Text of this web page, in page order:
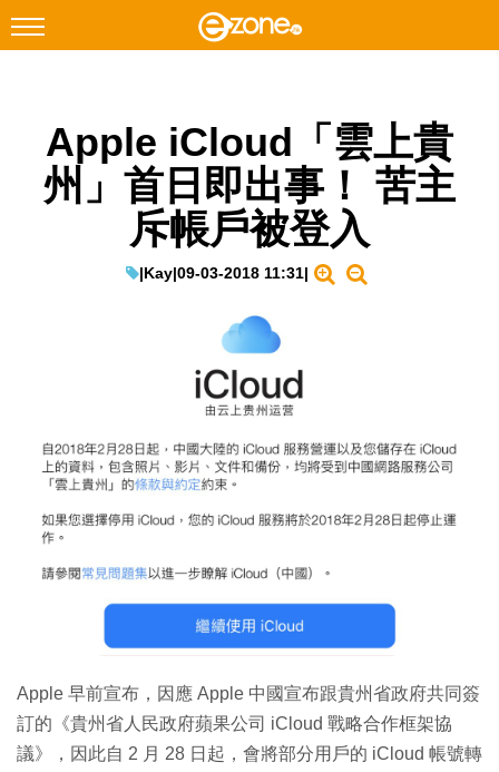
Facebook Instagram
科技焦點
生成式AI與雲端應用
Enterprise Digital Transformation
特集
Apple iCloud「雲上貴
州」首日即出事！ 苦主
斥帳戶被登入
|Kay|09-03-2018 11:31|
Apple 早前宣布，因應 Apple 中國宣布跟貴州省政府共同簽
訂的《貴州省人民政府蘋果公司 iCloud 戰略合作框架協
議》，因此自 2 月 28 日起，會將部分用戶的 iCloud 帳號轉